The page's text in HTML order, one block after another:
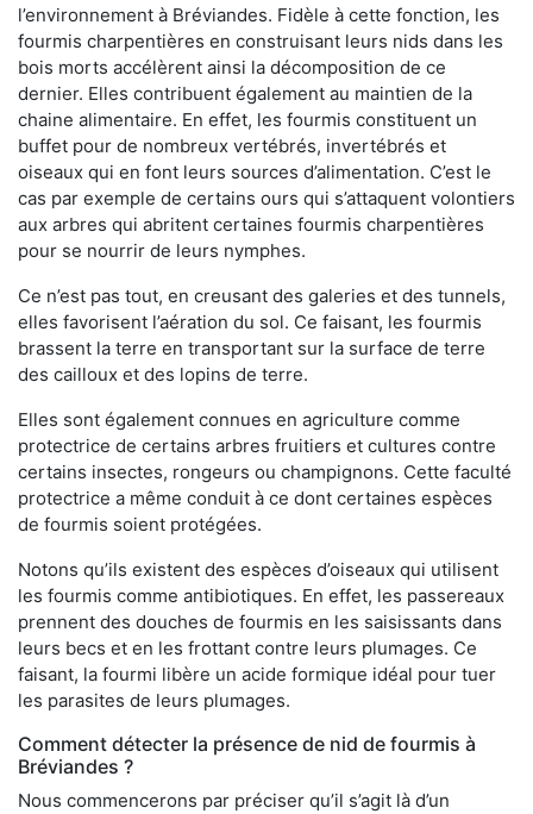
l’environnement à Bréviandes. Fidèle à cette fonction, les
fourmis charpentières en construisant leurs nids dans les
bois morts accélèrent ainsi la décomposition de ce
dernier. Elles contribuent également au maintien de la
chaine alimentaire. En effet, les fourmis constituent un
buffet pour de nombreux vertébrés, invertébrés et
oiseaux qui en font leurs sources d’alimentation. C’est le
cas par exemple de certains ours qui s’attaquent volontiers
aux arbres qui abritent certaines fourmis charpentières
pour se nourrir de leurs nymphes.
Ce n’est pas tout, en creusant des galeries et des tunnels,
elles favorisent l’aération du sol. Ce faisant, les fourmis
brassent la terre en transportant sur la surface de terre
des cailloux et des lopins de terre.
Elles sont également connues en agriculture comme
protectrice de certains arbres fruitiers et cultures contre
certains insectes, rongeurs ou champignons. Cette faculté
protectrice a même conduit à ce dont certaines espèces
de fourmis soient protégées.
Notons qu’ils existent des espèces d’oiseaux qui utilisent
les fourmis comme antibiotiques. En effet, les passereaux
prennent des douches de fourmis en les saisissants dans
leurs becs et en les frottant contre leurs plumages. Ce
faisant, la fourmi libère un acide formique idéal pour tuer
les parasites de leurs plumages.
Comment détecter la présence de nid de fourmis à
Bréviandes ?
Nous commencerons par préciser qu’il s’agit là d’un